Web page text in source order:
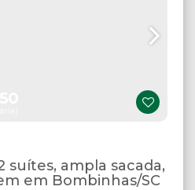
suítes, ampla sacada,
em Bombinhas/SC